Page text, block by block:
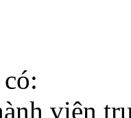
viên